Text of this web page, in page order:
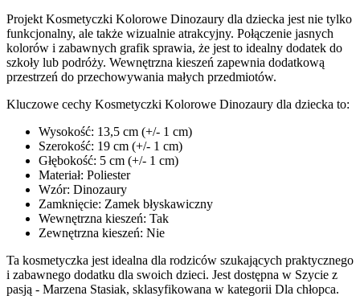
Projekt Kosmetyczki Kolorowe Dinozaury dla dziecka jest nie tylko
funkcjonalny, ale także wizualnie atrakcyjny. Połączenie jasnych
kolorów i zabawnych grafik sprawia, że jest to idealny dodatek do
szkoły lub podróży. Wewnętrzna kieszeń zapewnia dodatkową
przestrzeń do przechowywania małych przedmiotów.
Kluczowe cechy Kosmetyczki Kolorowe Dinozaury dla dziecka to:
Wysokość: 13,5 cm (+/- 1 cm)
Szerokość: 19 cm (+/- 1 cm)
Głębokość: 5 cm (+/- 1 cm)
Materiał: Poliester
Wzór: Dinozaury
Zamknięcie: Zamek błyskawiczny
Wewnętrzna kieszeń: Tak
Zewnętrzna kieszeń: Nie
Ta kosmetyczka jest idealna dla rodziców szukających praktycznego
i zabawnego dodatku dla swoich dzieci. Jest dostępna w Szycie z
pasją - Marzena Stasiak, sklasyfikowana w kategorii Dla chłopca.